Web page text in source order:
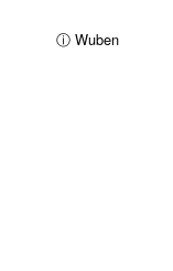
ⓘ Wuben